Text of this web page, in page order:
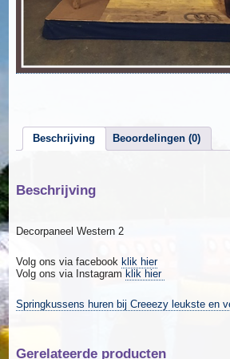
Beschrijving Beoordelingen (0)
Beschrijving
Decorpaneel Western 2
Volg ons via facebook klik hier
Volg ons via Instagram klik hier
Springkussens huren bij Creeezy leukste en
Gerelateerde producten